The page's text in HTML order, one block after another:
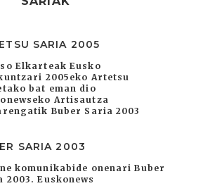
SARIA 2005
Elkarteak Eusko
2005eko Artetsu
bat eman dio
Artisautza
Buber Saria 2003
SARIA 2003
komunikabide onenari Buber
2003. Euskonews